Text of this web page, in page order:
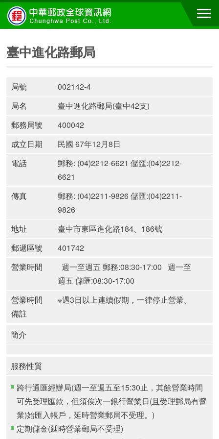
臺中進化路郵局
局號
002142-4
局名
臺中進化路郵局(臺中42支)
郵務局號
400042
成立日期
民國 67年12月8日
電話
郵務: (04)2212-6621 儲匯:(04)2212-
6621
傳真
郵務: (04)2211-9826 儲匯:(04)2211-
9826
地址
臺中市東區進化路184、186號
郵遞區號
401742
營業時間
週一至週五 郵務:08:30-17:00 週一至
週五 儲匯:08:30-17:00
營業時間
備註
※遇3日以上連續假期，一律停止營業。
簡介
服務性質
跨行通匯經辦局(週一至週五至15:30止，其餘營業時間
可先受理匯款，但須俟次一銀行營業日(且受理郵局有營
業)始匯入帳戶，延時營業郵局不受理。)
定期儲金(延時營業郵局不受理)